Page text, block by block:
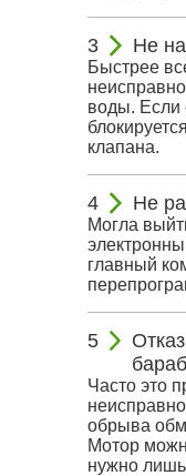
Не
Быстрее
воды. Если
клапана.
Не
Могла
главный
Часто это
обрыва
Мотор
нужно лишь